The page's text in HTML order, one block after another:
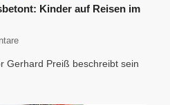
Kinder auf Reisen im
Gerhard Preiß beschreibt sein